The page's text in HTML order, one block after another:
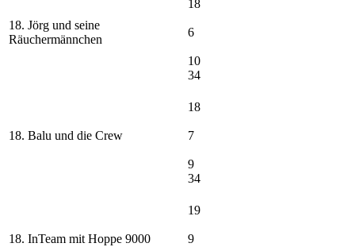
18. Jörg und seine
Räuchermännchen
18
6
10
34
18. Balu und die Crew
18
7
9
34
18. InTeam mit Hoppe 9000
19
9